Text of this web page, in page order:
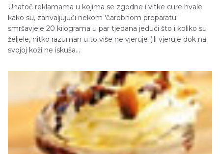
Unatoč reklamama u kojima se zgodne i vitke cure hvale
kako su, zahvaljujući nekom 'čarobnom preparatu'
smršavjele 20 kilograma u par tjedana jedući što i koliko su
željele, nitko razuman u to više ne vjeruje (ili vjeruje dok na
svojoj koži ne iskuša...